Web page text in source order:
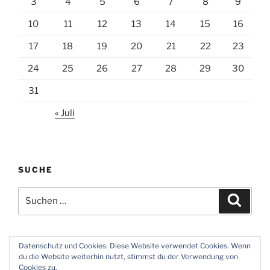
10 11 12 13 14 15 16
17 18 19 20 21 22 23
24 25 26 27 28 29 30
31
« Juli
SUCHE
nach:
Twitter
Datenschutz und Cookies: Diese Website verwendet Cookies. Wenn
du die Website weiterhin nutzt, stimmst du der Verwendung von
Cookies zu.